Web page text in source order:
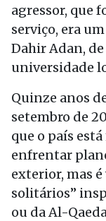
agressor, que
serviço, era
Dahir Adan,
universidade
Quinze anos
setembro de
que o país
enfrentar
exterior, mas
solitários”
ou da Al-